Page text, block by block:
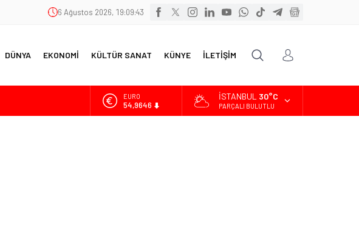
6 Ağustos 2026, 19:09:45
DÜNYA EKONOMİ KÜLTÜR SANAT KÜNYE İLETİŞİM
Anlayışının
ALTIN
6.488,95
İSTANBUL 30°C
PARÇALI BULUTLU